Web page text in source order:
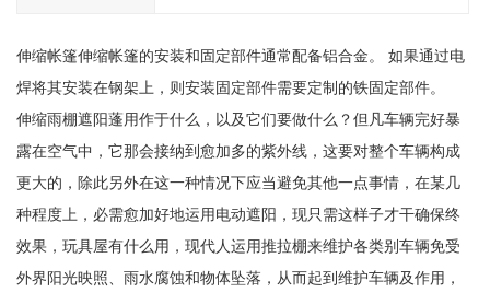
伸缩帐篷伸缩帐篷的安装和固定部件通常配备铝合金。 如果通过电
焊将其安装在钢架上，则安装固定部件需要定制的铁固定部件。
伸缩雨棚遮阳蓬用作于什么，以及它们要做什么？但凡车辆完好暴
露在空气中，它那会接纳到愈加多的紫外线，这要对整个车辆构成
更大的，除此另外在这一种情况下应当避免其他一点事情，在某几
种程度上，必需愈加好地运用电动遮阳，现只需这样子才干确保终
效果，玩具屋有什么用，现代人运用推拉棚来维护各类别车辆免受
外界阳光映照、雨水腐蚀和物体坠落，从而起到维护车辆及作用，